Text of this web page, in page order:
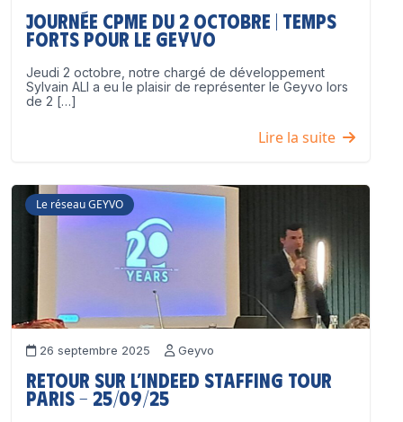
Journée CPME du 2 octobre | Temps
forts pour le GEYVO
Jeudi 2 octobre, notre chargé de développement
Sylvain ALI a eu le plaisir de représenter le Geyvo lors
de 2 […]
Lire la suite
Le réseau GEYVO
26 septembre 2025 Geyvo
Retour sur l’Indeed Staffing Tour
Paris – 25/09/25